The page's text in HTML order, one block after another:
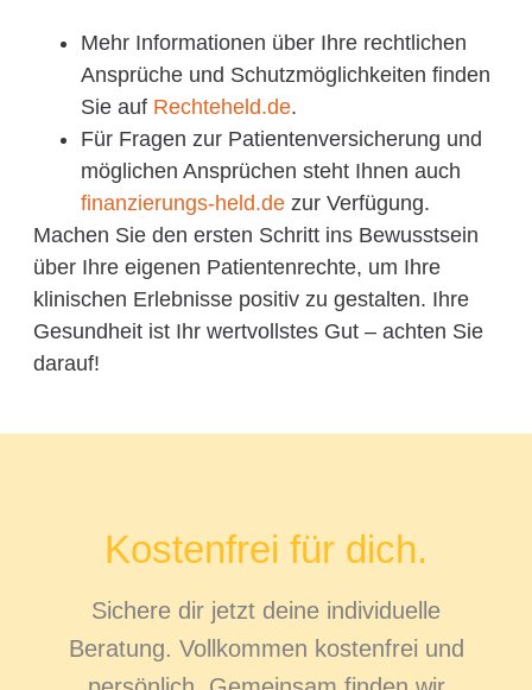
Mehr Informationen über Ihre rechtlichen
Ansprüche und Schutzmöglichkeiten finden
Sie auf Rechteheld.de.
Für Fragen zur Patientenversicherung und
möglichen Ansprüchen steht Ihnen auch
finanzierungs-held.dezur Verfügung.
Machen Sie den ersten Schritt ins Bewusstsein
über Ihre eigenen Patientenrechte, um Ihre
klinischen Erlebnisse positiv zu gestalten. Ihre
Gesundheit ist Ihr wertvollstes Gut – achten Sie
darauf!
Kostenfrei für dich.
Sichere dir jetzt deine individuelle
Beratung. Vollkommen kostenfrei und